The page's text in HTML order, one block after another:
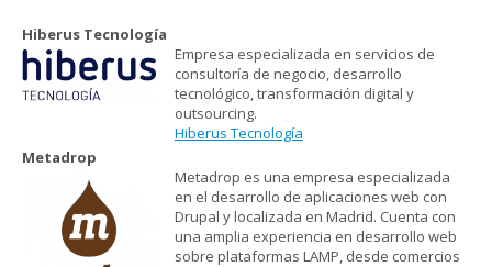
Hiberus Tecnología
Empresa especializada en servicios de
consultoría de negocio, desarrollo
tecnológico, transformación digital y
outsourcing.
Hiberus Tecnología
Metadrop
Metadrop es una empresa especializada
en el desarrollo de aplicaciones web con
Drupal y localizada en Madrid. Cuenta con
una amplia experiencia en desarrollo web
sobre plataformas LAMP, desde comercios